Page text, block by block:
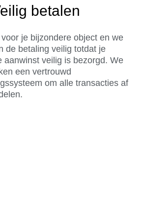
betalen
je bijzondere object en we
de betaling veilig totdat je
aanwinst veilig is bezorgd. We
een vertrouwd
om alle transacties af